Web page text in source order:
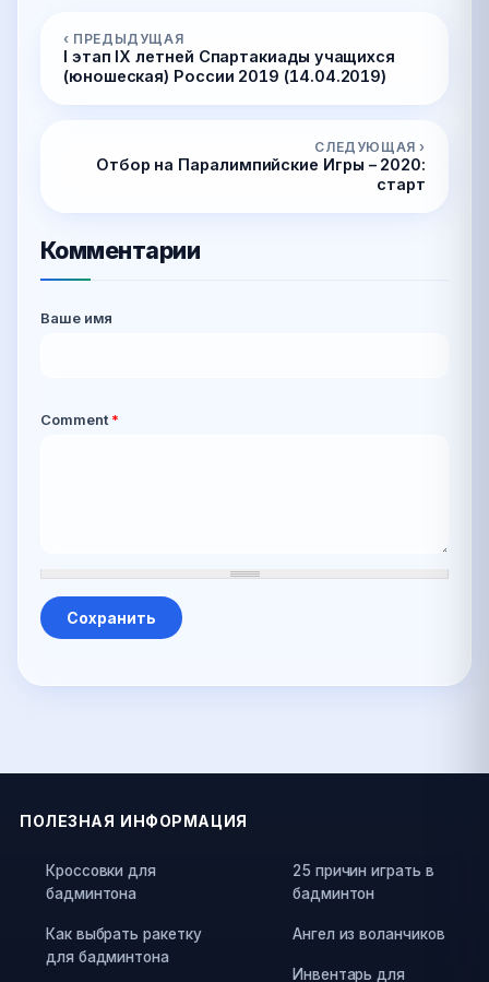
‹ ПРЕДЫДУЩАЯ
I этап IX летней Спартакиады учащихся
(юношеская) России 2019 (14.04.2019)
СЛЕДУЮЩАЯ ›
Отбор на Паралимпийские Игры – 2020:
старт
Комментарии
Ваше имя
Comment *
ПОЛЕЗНАЯ ИНФОРМАЦИЯ
Кроссовки для
бадминтона
Как выбрать ракетку
для бадминтона
25 причин играть в
бадминтон
Ангел из воланчиков
Инвентарь для